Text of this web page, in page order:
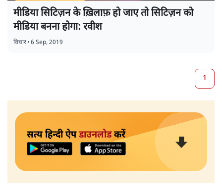
मीडिया सिटिज़न के ख़िलाफ़ हो जाए तो सिटिज़न को
मीडिया बनना होगा: रवीश
विचार•6 Sep, 2019
1
सत्य हिन्दी ऐपडाउनलोडकरें